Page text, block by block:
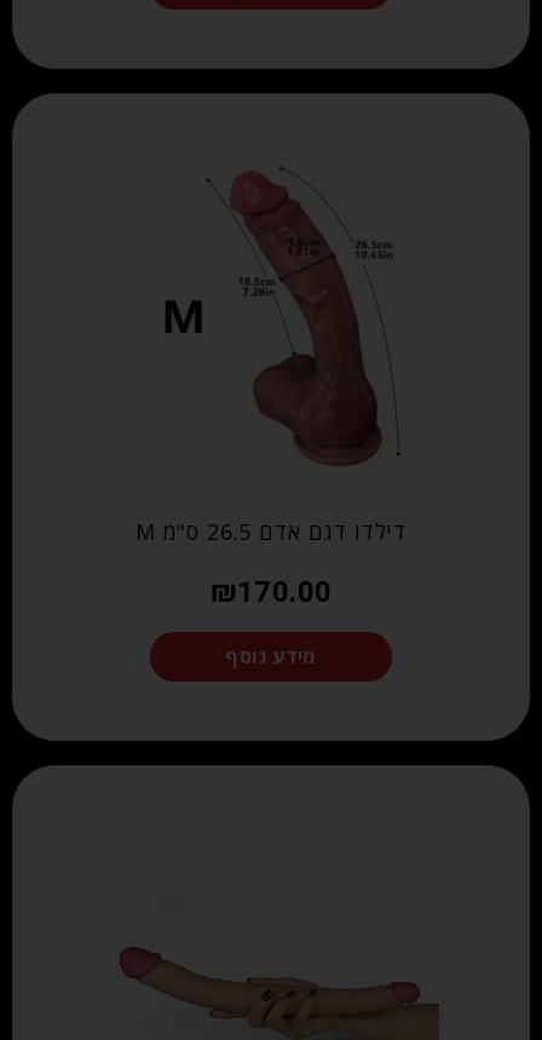
דילדו דגם אדם 26.5 ס"מ M
₪170.00
מידע נוסף